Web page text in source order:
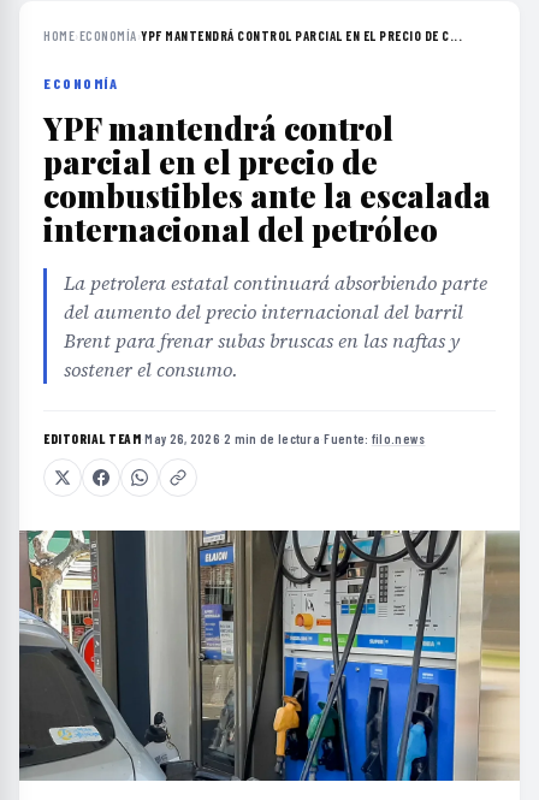
HOME›ECONOMÍA›YPF MANTENDRÁ CONTROL PARCIAL EN EL PRECIO DE C...
ECONOMÍA
YPF mantendrá control
parcial en el precio de
combustibles ante la escalada
internacional del petróleo
La petrolera estatal continuará absorbiendo parte
del aumento del precio internacional del barril
Brent para frenar subas bruscas en las naftas y
sostener el consumo.
EDITORIAL TEAM·May 26, 2026·2 min de lectura·Fuente: filo.news